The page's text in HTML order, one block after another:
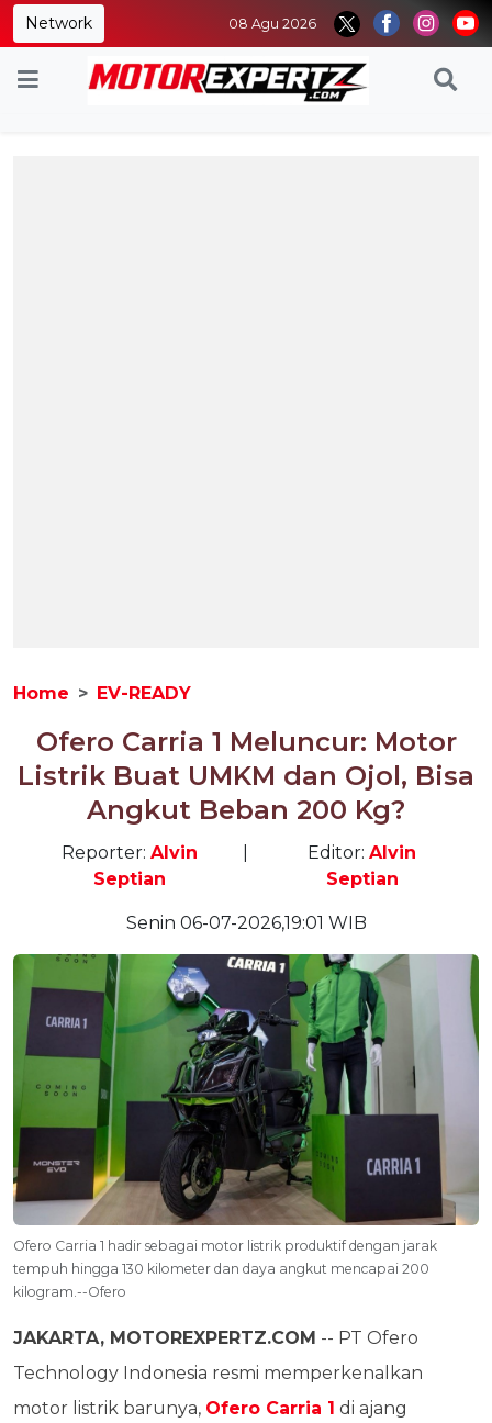
Network 08 Agu 2026
Home EV-READY
Ofero Carria 1 Meluncur: Motor
Listrik Buat UMKM dan Ojol, Bisa
Angkut Beban 200 Kg?
Reporter: Alvin
Septian
Editor:Alvin
Septian
Senin 06-07-2026,19:01 WIB
Ofero Carria 1 hadir sebagai motor listrik produktif dengan jarak
tempuh hingga 130 kilometer dan daya angkut mencapai 200
kilogram.--Ofero
JAKARTA, MOTOREXPERTZ.COM -- PT Ofero
Technology Indonesia resmi memperkenalkan
motor listrik barunya, Ofero Carria 1 di ajang